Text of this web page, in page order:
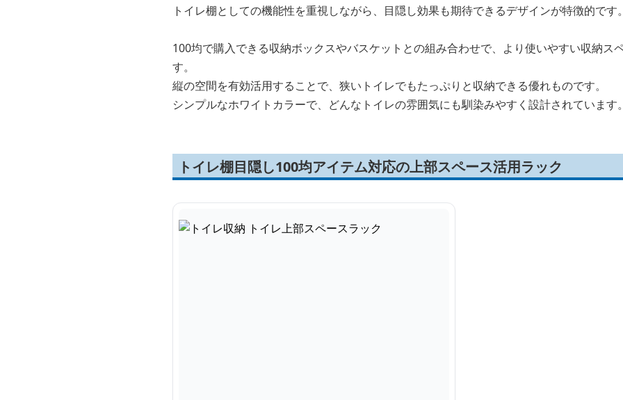
トイレ棚としての機能性を重視しながら、目隠し効果も期待できるデザインが特徴的です。
100均で購入できる収納ボックスやバスケットとの組み合わせで、より使いやすい収納ス
す。
縦の空間を有効活用することで、狭いトイレでもたっぷりと収納できる優れものです。
シンプルなホワイトカラーで、どんなトイレの雰囲気にも馴染みやすく設計されています。
トイレ棚目隠し100均アイテム対応の上部スペース活用ラック